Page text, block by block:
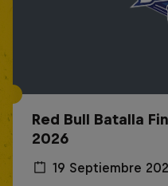
Red Bull Batalla
2026
19 Septiembre